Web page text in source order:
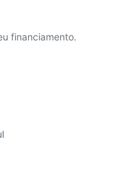
financiamento.